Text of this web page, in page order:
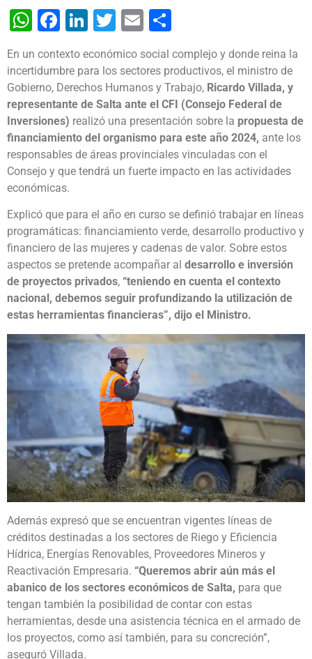
WhatsApp
Facebook
LinkedIn
Twitter
Email
En un contexto económico social complejo y donde reina la
incertidumbre para los sectores productivos, el ministro de
Gobierno, Derechos Humanos y Trabajo, Ricardo Villada, y
representante de Salta ante el CFI (Consejo Federal de
Inversiones) realizó una presentación sobre la propuesta de
financiamiento del organismo para este año 2024, ante los
responsables de áreas provinciales vinculadas con el
Consejo y que tendrá un fuerte impacto en las actividades
económicas.
Explicó que para el año en curso se definió trabajar en líneas
programáticas: financiamiento verde, desarrollo productivo y
financiero de las mujeres y cadenas de valor. Sobre estos
aspectos se pretende acompañar al desarrollo e inversión
de proyectos privados, “teniendo en cuenta el contexto
nacional, debemos seguir profundizando la utilización de
estas herramientas financieras”, dijo el Ministro.
Además expresó que se encuentran vigentes líneas de
créditos destinadas a los sectores de Riego y Eficiencia
Hídrica, Energías Renovables, Proveedores Mineros y
Reactivación Empresaria. “Queremos abrir aún más el
abanico de los sectores económicos de Salta, para que
tengan también la posibilidad de contar con estas
herramientas, desde una asistencia técnica en el armado de
los proyectos, como así también, para su concreción”,
aseguró Villada.